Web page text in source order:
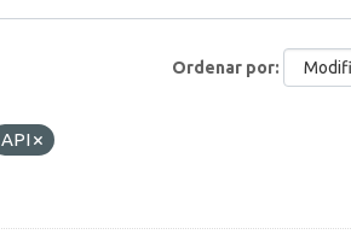
Ordenar por
API